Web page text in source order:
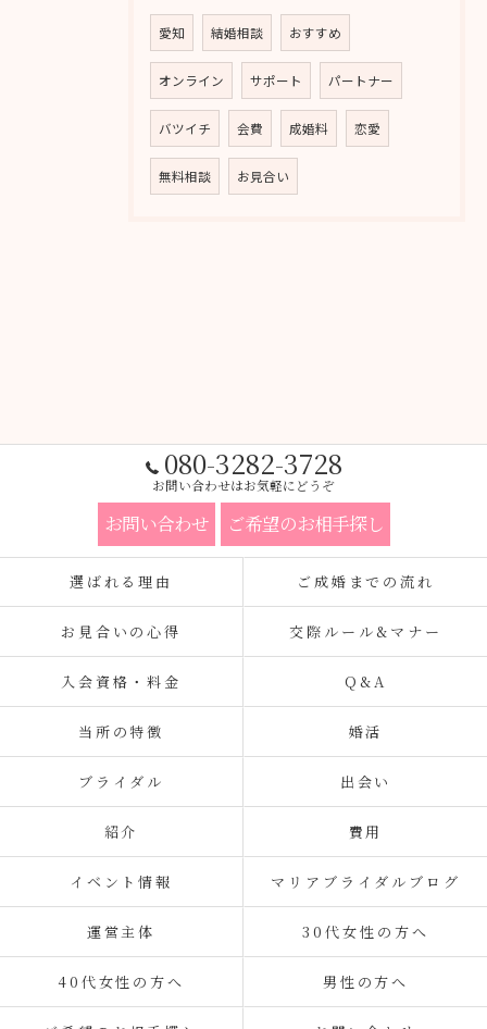
愛知 結婚相談 おすすめ
オンライン サポート パートナー
バツイチ 会費 成婚料 恋愛
無料相談 お見合い
080-3282-3728
お問い合わせはお気軽にどうぞ
お問い合わせ ご希望のお相手探し
選ばれる理由 ご成婚までの流れ
お見合いの心得 交際ルール&マナー
入会資格・料金 Q&A
当所の特徴 婚活
ブライダル 出会い
紹介 費用
イベント情報 マリアブライダルブログ
運営主体 30代女性の方へ
40代女性の方へ 男性の方へ